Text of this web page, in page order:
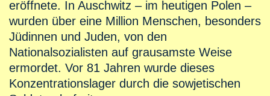
eröffnete. In Auschwitz – im heutigen Polen –
wurden über eine Million Menschen, besonders
Jüdinnen und Juden, von den
Nationalsozialisten auf grausamste Weise
ermordet. Vor 81 Jahren wurde dieses
Konzentrationslager durch die sowjetischen